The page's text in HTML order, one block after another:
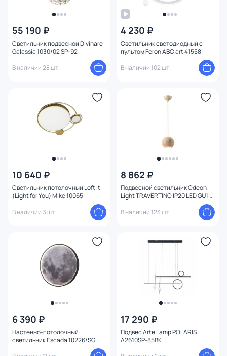
55 190 ₽
Светильник подвесной Divinare
Galassia 1030/02 SP-92
В наличии 28 шт.
4 230 ₽
Светильник светодиодный с
пультом Feron ABC art 41558
В наличии 102 шт.
10 640 ₽
Светильник потолочный Loft It
(Light for You) Mike 10065
В наличии 3 шт.
8 862 ₽
Подвесной светильник Odeon
Light TRAVERTINO IP20 LED GU10
В наличии 123 шт.
6 390 ₽
Настенно-потолочный
светильник Escada 10226/SG
17 290 ₽
Подвес Arte Lamp POLARIS
A2610SP-85BK